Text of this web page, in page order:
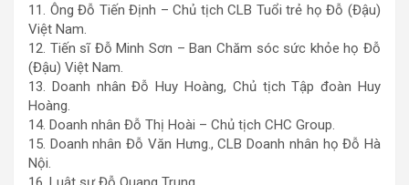
11. Ông Đỗ Tiến Định – Chủ tịch CLB Tuổi trẻ họ Đỗ (Đậu)
Việt Nam.
12. Tiến sĩ Đỗ Minh Sơn – Ban Chăm sóc sức khỏe họ Đỗ
(Đậu) Việt Nam.
13. Doanh nhân Đỗ Huy Hoàng, Chủ tịch Tập đoàn Huy
Hoàng.
14. Doanh nhân Đỗ Thị Hoài – Chủ tịch CHC Group.
15. Doanh nhân Đỗ Văn Hưng., CLB Doanh nhân họ Đỗ Hà
Nội.